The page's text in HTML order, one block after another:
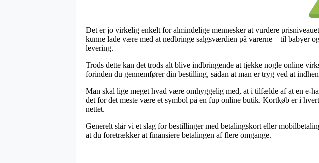
Det er jo virkelig enkelt for almindelige mennesker at vurdere
kunne lade være med at nedbringe salgsværdien på varerne – til babyer
levering.
Trods dette kan det trods alt blive indbringende at tjekke nogle online
forinden du gennemfører din bestilling, sådan at man er tryg ved at
Man skal lige meget hvad være omhyggelig med, at i tilfælde af at en e-
det for det meste være et symbol på en fup online butik. Kortkøb er i
nettet.
Generelt slår vi et slag for bestillinger med betalingskort eller
at du foretrækker at finansiere betalingen af flere omgange.